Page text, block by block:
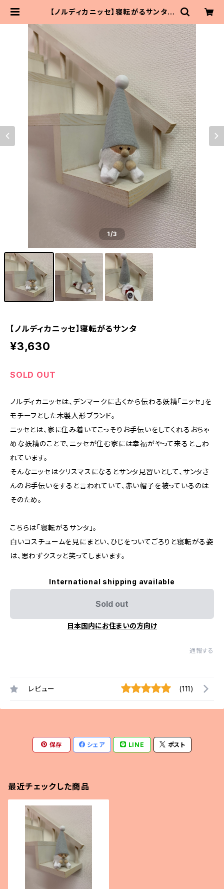
【ノルディカニッセ】寝転がるサンタ |
1/3
【ノルディカニッセ】寝転がるサンタ
¥3,630
SOLD OUT
ノルディカニッセは、デンマークに古くから伝わる妖精「ニッセ」を
モチーフとした木製人形ブランド。
ニッセとは、家に住み着いてこっそりお手伝いをしてくれるおちゃ
めな妖精のことで、ニッセが住む家には幸福がやって来ると言わ
れています。
そんなニッセはクリスマスになるとサンタ見習いとして、サンタさ
んのお手伝いをすると言われていて、赤い帽子を被っているのは
そのため。
こちらは「寝転がるサンタ」。
白いコスチュームを見にまとい、ひじをついてごろりと寝転がる姿
は、思わずクスッと笑ってしまいます。
International shipping available
Sold out
日本国内にお住まいの方向け
通報する
レビュー (111)
保存 シェア LINE ポスト
最近チェックした商品